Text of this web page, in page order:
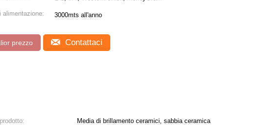
alimentazione: 3000mts all'anno
prezzo Contattaci
Media di brillamento ceramici, sabbia ceramica